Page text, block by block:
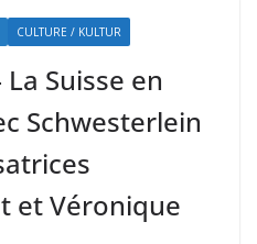
CULTURE / KULTUR
Suisse en
Schwesterlein
et Véronique